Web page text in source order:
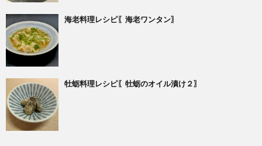
海老料理レシピ〖海老ワンタン〗
牡蛎料理レシピ〖牡蛎のオイル漬け２〗